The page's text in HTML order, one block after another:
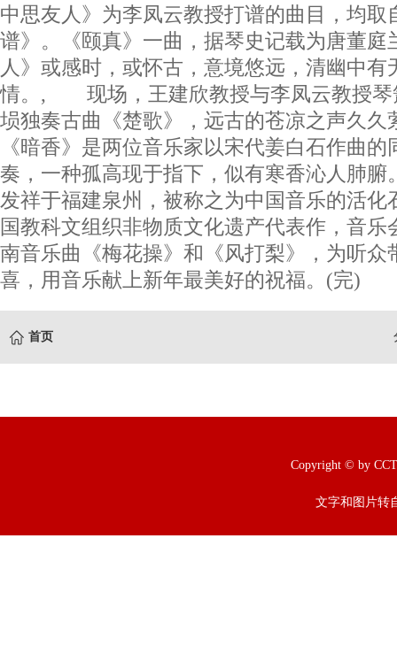
中思友人》为李凤云教授打谱的曲目，均取
谱》。《颐真》一曲，据琴史记载为唐董庭
人》或感时，或怀古，意境悠远，清幽中有
情。, 现场，王建欣教授与李凤云教授琴
埙独奏古曲《楚歌》，远古的苍凉之声久久
《暗香》是两位音乐家以宋代姜白石作曲
奏，一种孤高现于指下，似有寒香沁人
发祥于福建泉州，被称之为中国音乐的活化
国教科文组织非物质文化遗产代表作，音乐
南音乐曲《梅花操》和《风打梨》，为听众
喜，用音乐献上新年最美好的祝福。(完)
首页
Copyright © by
文字和图片转